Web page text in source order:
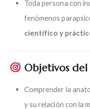
Toda persona con
fenómenos
científico y
Objetivos del
Comprender la
y su relación con la